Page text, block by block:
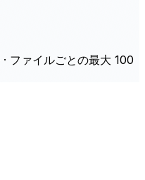
ファイルごとの最大 100